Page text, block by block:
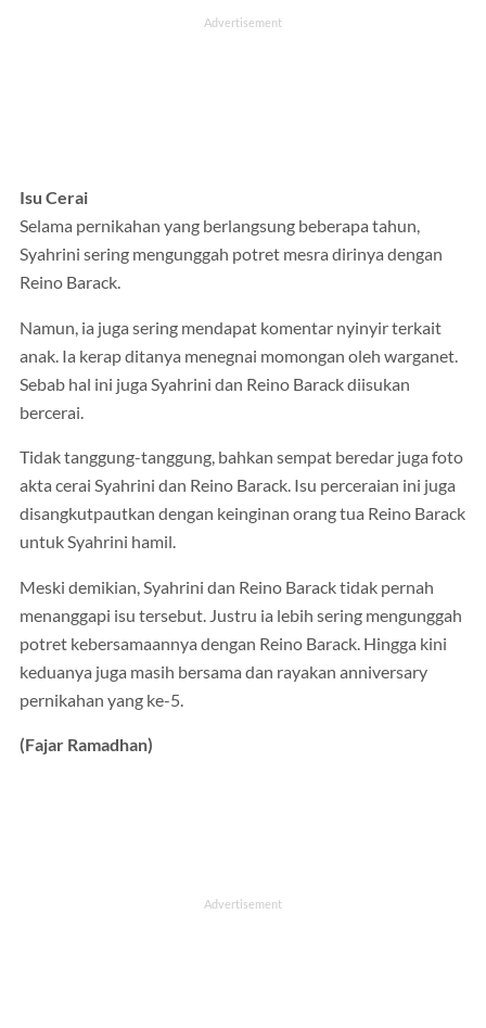
Isu Cerai
Selama pernikahan yang berlangsung beberapa tahun,
Syahrini sering mengunggah potret mesra dirinya dengan
Reino Barack.
Namun, ia juga sering mendapat komentar nyinyir terkait
anak. Ia kerap ditanya menegnai momongan oleh warganet.
Sebab hal ini juga Syahrini dan Reino Barack diisukan
bercerai.
Tidak tanggung-tanggung, bahkan sempat beredar juga foto
akta cerai Syahrini dan Reino Barack. Isu perceraian ini juga
disangkutpautkan dengan keinginan orang tua Reino Barack
untuk Syahrini hamil.
Meski demikian, Syahrini dan Reino Barack tidak pernah
menanggapi isu tersebut. Justru ia lebih sering mengunggah
potret kebersamaannya dengan Reino Barack. Hingga kini
keduanya juga masih bersama dan rayakan anniversary
pernikahan yang ke-5.
(Fajar Ramadhan)